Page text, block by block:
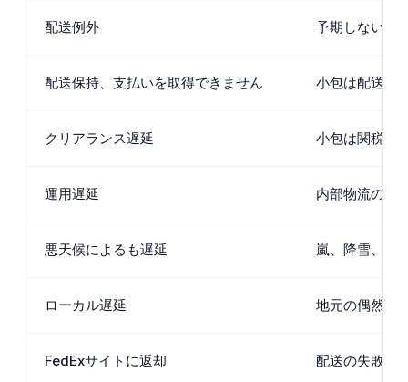
配送例外 予期しないイ
配送保持、支払いを取得できません 小包は配送さ
クリアランス遅延 小包は関税手
運用遅延 内部物流の予
悪天候によるも遅延 嵐、降雪、洪
ローカル遅延 地元の偶然が
FedExサイトに返却 配送の失敗し